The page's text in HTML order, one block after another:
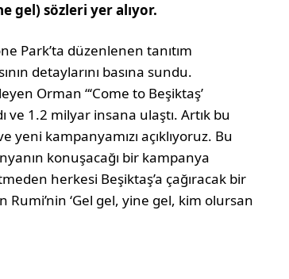
gel) sözleri yer alıyor.
Park’ta düzenlenen tanıtım
detaylarını basına sundu.
Orman “‘Come to Beşiktaş’
ve 1.2 milyar insana ulaştı. Artık bu
kampanyamızı açıklıyoruz. Bu
konuşacağı bir kampanya
herkesi Beşiktaş’a çağıracak bir
‘Gel gel, yine gel, kim olursan